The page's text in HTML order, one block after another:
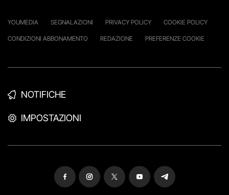
YOUMEDIA SEGNALAZIONI PRIVACY POLICY COOKIE POLICY
CONDIZIONI ABBONAMENTO REDAZIONE PREFERENZE COOKIE
NOTIFICHE
IMPOSTAZIONI